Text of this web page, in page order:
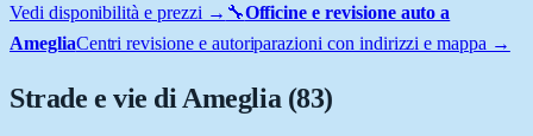
Vedi disponibilità e prezzi → 🔧Officine e revisione auto a
AmegliaCentri revisione e autoriparazioni con indirizzi e mappa →
Strade e vie diAmeglia (83)